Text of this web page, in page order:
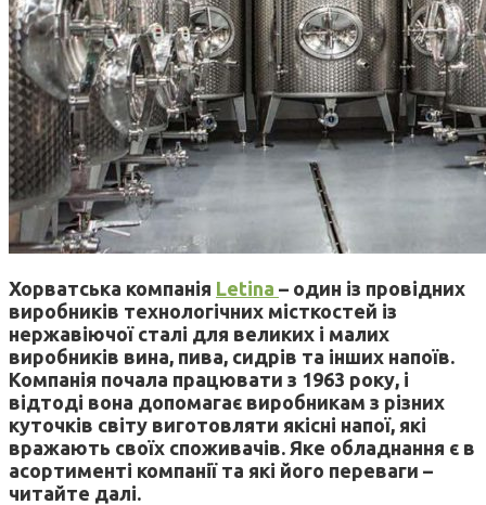
Хорватська компанія Letina – один із провідних
виробників технологічних місткостей із
нержавіючої сталі для великих і малих
виробників вина, пива, сидрів та інших напоїв.
Компанія почала працювати з 1963 року, і
відтоді вона допомагає виробникам з різних
куточків світу виготовляти якісні напої, які
вражають своїх споживачів. Яке обладнання є в
асортименті компанії та які його переваги –
читайте далі.